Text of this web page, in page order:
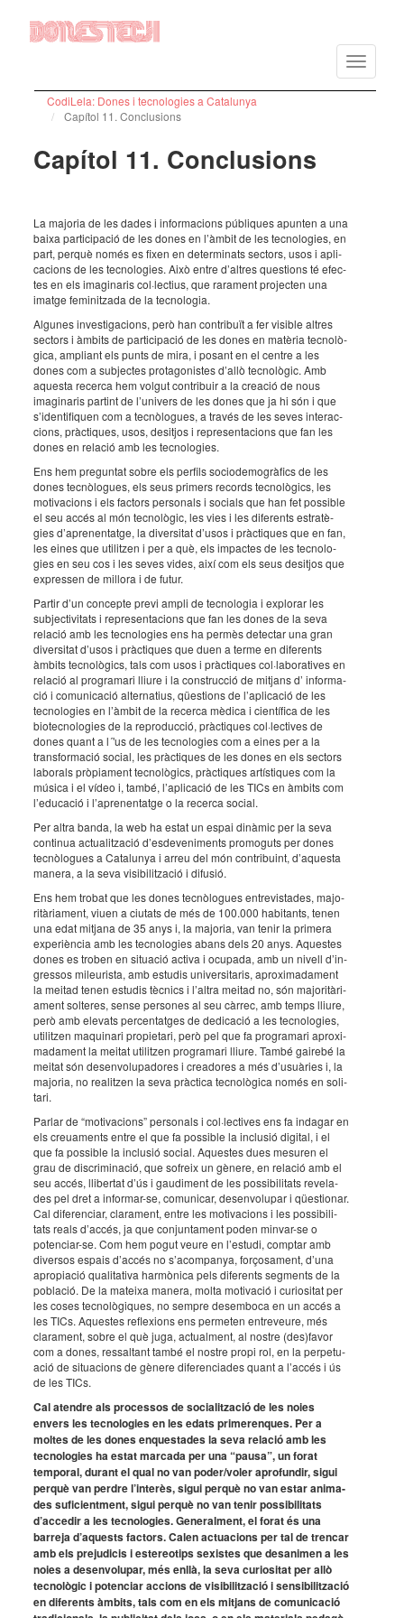
Vés
Toggle
CodiLela: Dones i tecnologies a Catalunya
Capítol 11. Conclusions
Capítol 11. Conclusions
La majo­ria de les dades i infor­ma­ci­ons públi­ques apun­ten a una
baixa parti­ci­pa­ció de les dones en l’àm­bit de les tecno­lo­gies, en
part, perquè només es fixen en deter­mi­nats sectors, usos i apli­
ca­ci­ons de les tecno­lo­gies. Això entre d’al­tres ques­ti­ons té efec­
tes en els imagi­na­ris col·­lec­tius, que rara­ment projec­ten una
imatge femi­nit­zada de la tecno­lo­gia.
Algu­nes inves­ti­ga­ci­ons, però han contri­buït a fer visi­ble altres
sectors i àmbits de parti­ci­pa­ció de les dones en matè­ria tecno­lò­
gica, ampli­ant els punts de mira, i posant en el centre a les
dones com a subjec­tes prota­go­nis­tes d’allò tecno­lò­gic. Amb
aquesta recerca hem volgut contri­buir a la crea­ció de nous
imagi­na­ris partint de l’uni­vers de les dones que ja hi són i que
s’iden­ti­fi­quen com a tecnò­lo­gues, a través de les seves inter­ac­
ci­ons, pràc­ti­ques, usos, desit­jos i repre­sen­ta­ci­ons que fan les
dones en rela­ció amb les tecno­lo­gies.
Ens hem pregun­tat sobre els perfils soci­o­de­mo­grà­fics de les
dones tecnò­lo­gues, els seus primers records tecno­lò­gics, les
moti­va­ci­ons i els factors perso­nals i soci­als que han fet possi­ble
el seu accés al món tecno­lò­gic, les vies i les dife­rents estra­tè­
gies d’apre­nen­tatge, la diver­si­tat d’usos i pràc­ti­ques que en fan,
les eines que utilit­zen i per a què, els impac­tes de les tecno­lo­
gies en seu cos i les seves vides, així com els seus desit­jos que
expres­sen de millora i de futur.
Partir d’un concepte previ ampli de tecno­lo­gia i explo­rar les
subjec­ti­vi­tats i repre­sen­ta­ci­ons que fan les dones de la seva
rela­ció amb les tecno­lo­gies ens ha permès detec­tar una gran
diver­si­tat d’usos i pràc­ti­ques que duen a terme en dife­rents
àmbits tecno­lò­gics, tals com usos i pràc­ti­ques col·­la­bo­ra­ti­ves en
rela­ció al progra­mari lliure i la cons­truc­ció de mitjans d’ infor­ma­
ció i comu­ni­ca­ció alter­na­tius, qües­ti­ons de l’apli­ca­ció de les
tecno­lo­gies en l’àm­bit de la recerca mèdica i cien­tí­fica de les
biotec­no­lo­gies de la repro­duc­ció, pràc­ti­ques col·­lec­ti­ves de
dones quant a l´'us de les tecno­lo­gies com a eines per a la
trans­for­ma­ció social, les pràc­ti­ques de les dones en els sectors
labo­rals pròpi­a­ment tecno­lò­gics, pràc­ti­ques artís­ti­ques com la
música i el vídeo i, també, l’apli­ca­ció de les TICs en àmbits com
l’edu­ca­ció i l’apre­nen­tatge o la recerca social.
Per altra banda, la web ha estat un espai dinà­mic per la seva
conti­nua actu­a­lit­za­ció d’es­de­ve­ni­ments promo­guts per dones
tecnò­lo­gues a Cata­lu­nya i arreu del món contri­bu­int, d’aquesta
manera, a la seva visi­bi­lit­za­ció i difu­sió.
Ens hem trobat que les dones tecnò­lo­gues entre­vis­ta­des, majo­
ri­tà­ri­a­ment, viuen a ciutats de més de 100.000 habi­tants, tenen
una edat mitjana de 35 anys i, la majo­ria, van tenir la primera
expe­ri­èn­cia amb les tecno­lo­gies abans dels 20 anys. Aques­tes
dones es troben en situ­a­ció activa i ocupada, amb un nivell d’in­
gres­sos mileu­rista, amb estu­dis univer­si­ta­ris, apro­xi­ma­da­ment
la meitad tenen estu­dis tècnics i l’al­tra meitad no, són majo­ri­tà­ri­
a­ment solte­res, sense perso­nes al seu càrrec, amb temps lliure,
però amb elevats percen­tat­ges de dedi­ca­ció a les tecno­lo­gies,
utilit­zen maqui­nari propi­e­tari, però pel que fa progra­mari apro­xi­
ma­da­ment la meitat utilit­zen progra­mari lliure. També gairebé la
meitat són desen­vo­lu­pa­do­res i crea­do­res a més d’usu­à­ries i, la
majo­ria, no realit­zen la seva pràc­tica tecno­lò­gica només en soli­
tari.
Parlar de “moti­va­ci­ons” perso­nals i col·­lec­ti­ves ens fa inda­gar en
els creua­ments entre el que fa possi­ble la inclu­sió digi­tal, i el
que fa possi­ble la inclu­sió social. Aques­tes dues mesu­ren el
grau de discri­mi­na­ció, que sofreix un gènere, en rela­ció amb el
seu accés, lliber­tat d’ús i gaudi­ment de les possi­bi­li­tats reve­la­
des pel dret a infor­mar-se, comu­ni­car, desen­vo­lu­par i qües­ti­o­nar.
Cal dife­ren­ciar, clara­ment, entre les moti­va­ci­ons i les possi­bi­li­
tats reals d’ac­cés, ja que conjun­ta­ment poden minvar-se o
poten­ciar-se. Com hem pogut veure en l’es­tudi, comp­tar amb
diver­sos espais d’ac­cés no s’acom­pa­nya, forço­sa­ment, d’una
apro­pi­a­ció quali­ta­tiva harmò­nica pels dife­rents segments de la
pobla­ció. De la mateixa manera, molta moti­va­ció i curi­o­si­tat per
les coses tecno­lò­gi­ques, no sempre desem­boca en un accés a
les TICs. Aques­tes refle­xi­ons ens perme­ten entre­veure, més
clara­ment, sobre el què juga, actu­al­ment, al nostre (des)favor
com a dones, ressal­tant també el nostre propi rol, en la perpe­tu­
a­ció de situ­a­ci­ons de gènere dife­ren­ci­a­des quant a l’ac­cés i ús
de les TICs.
Cal aten­dre als proces­sos de soci­a­lit­za­ció de les noies
envers les tecno­lo­gies en les edats prime­ren­ques. Per a
moltes de les dones enques­ta­des la seva rela­ció amb les
tecno­lo­gies ha estat marcada per una “pausa”, un forat
tempo­ral, durant el qual no van poder/voler apro­fun­dir, sigui
perquè van perdre l’in­te­rès, sigui perquè no van estar anima­
des sufi­ci­ent­ment, sigui perquè no van tenir possi­bi­li­tats
d’ac­ce­dir a les tecno­lo­gies. Gene­ral­ment, el forat és una
barreja d’aquests factors. Calen actu­a­ci­ons per tal de tren­car
amb els preju­di­cis i este­re­o­tips sexis­tes que desa­ni­men a les
noies a desen­vo­lu­par, més enllà, la seva curi­o­si­tat per allò
tecno­lò­gic i poten­ciar acci­ons de visi­bi­lit­za­ció i sensi­bi­lit­za­ció
en dife­rents àmbits, tals com en els mitjans de comu­ni­ca­ció